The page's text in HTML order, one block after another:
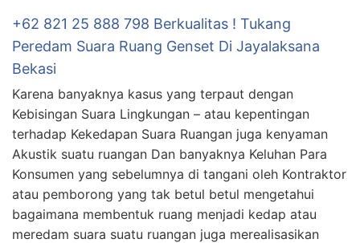
+62 821 25 888 798 Berkualitas ! Tukang
Peredam Suara Ruang Genset Di Jayalaksana
Bekasi
Karena banyaknya kasus yang terpaut dengan
Kebisingan Suara Lingkungan – atau kepentingan
terhadap Kekedapan Suara Ruangan juga kenyaman
Akustik suatu ruangan Dan banyaknya Keluhan Para
Konsumen yang sebelumnya di tangani oleh Kontraktor
atau pemborong yang tak betul betul mengetahui
bagaimana membentuk ruang menjadi kedap atau
meredam suara suatu ruangan juga merealisasikan